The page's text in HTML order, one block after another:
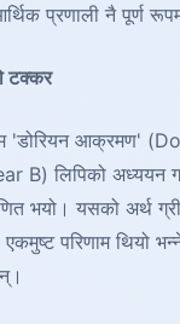
प्रणाली नै पूर्ण
टक्कर
आक्रमण'
B) लिपिको अध्ययन
भयो। यसको अर्थ
परिणाम थियो